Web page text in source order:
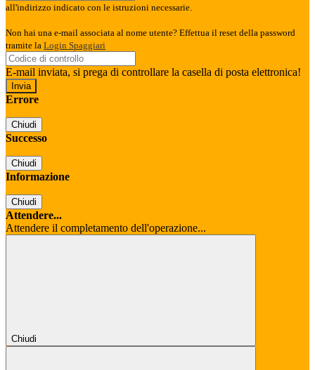
all'indirizzo indicato con le istruzioni necessarie.
Non hai una e-mail associata al nome utente? Effettua il reset della password
tramite la Login Spaggiari
E-mail inviata, si prega di controllare la casella di posta elettronica!
Errore
Chiudi
Successo
Chiudi
Informazione
Chiudi
Attendere...
Attendere il completamento dell'operazione...
Chiudi